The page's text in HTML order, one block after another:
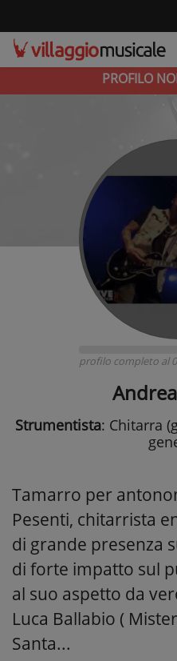
PROFILO
profilo completo al
Strumentista: Chitarra
Tamarro per
Pesenti, chitarrista
di grande presenza
di forte impatto sul
al suo aspetto da
Luca Ballabio (
Santa...